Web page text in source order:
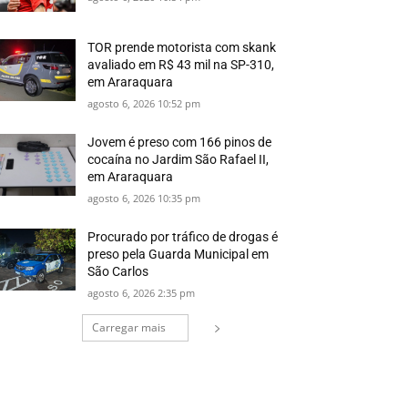
TOR prende motorista com skank
avaliado em R$ 43 mil na SP-310,
em Araraquara
agosto 6, 2026 10:52 pm
Jovem é preso com 166 pinos de
cocaína no Jardim São Rafael II,
em Araraquara
agosto 6, 2026 10:35 pm
Procurado por tráfico de drogas é
preso pela Guarda Municipal em
São Carlos
agosto 6, 2026 2:35 pm
Carregar mais